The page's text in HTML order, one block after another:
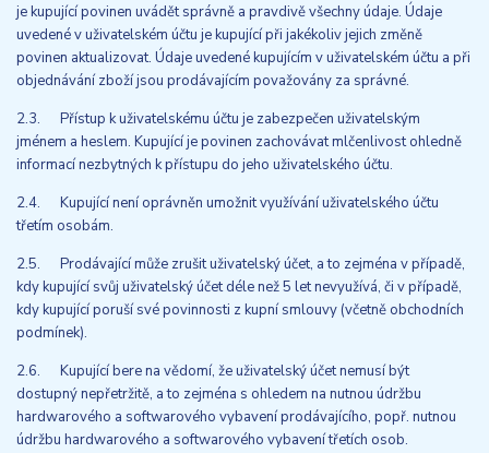
je kupující povinen uvádět správně a pravdivě všechny údaje. Údaje
uvedené v uživatelském účtu je kupující při jakékoliv jejich změně
povinen aktualizovat. Údaje uvedené kupujícím v uživatelském účtu a při
objednávání zboží jsou prodávajícím považovány za správné.
2.3. Přístup k uživatelskému účtu je zabezpečen uživatelským
jménem a heslem. Kupující je povinen zachovávat mlčenlivost ohledně
informací nezbytných k přístupu do jeho uživatelského účtu.
2.4. Kupující není oprávněn umožnit využívání uživatelského účtu
třetím osobám.
2.5. Prodávající může zrušit uživatelský účet, a to zejména v případě,
kdy kupující svůj uživatelský účet déle než 5 let nevyužívá, či v případě,
kdy kupující poruší své povinnosti z kupní smlouvy (včetně obchodních
podmínek).
2.6. Kupující bere na vědomí, že uživatelský účet nemusí být
dostupný nepřetržitě, a to zejména s ohledem na nutnou údržbu
hardwarového a softwarového vybavení prodávajícího, popř. nutnou
údržbu hardwarového a softwarového vybavení třetích osob.